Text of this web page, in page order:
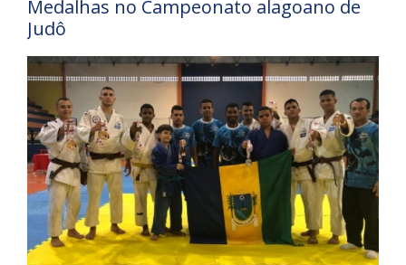
Medalhas no Campeonato alagoano de
Judô